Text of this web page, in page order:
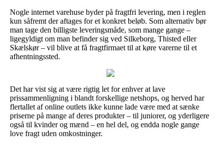
Nogle internet varehuse byder på fragtfri levering, men i reglen
kun såfremt der aftages for et konkret beløb. Som alternativ bør
man tage den billigste leveringsmåde, som mange gange –
ligegyldigt om man befinder sig ved Silkeborg, Thisted eller
Skælskør – vil blive at få fragtfirmaet til at køre varerne til et
afhentningssted.
Det har vist sig at være rigtig let for enhver at lave
prissammenligning i blandt forskellige netshops, og herved har
flertallet af online outlets ikke kunne lade være med at sænke
priserne på mange af deres produkter – til juniorer, og yderligere
også til kvinder og mænd – en hel del, og endda nogle gange
love fragt uden omkostninger.